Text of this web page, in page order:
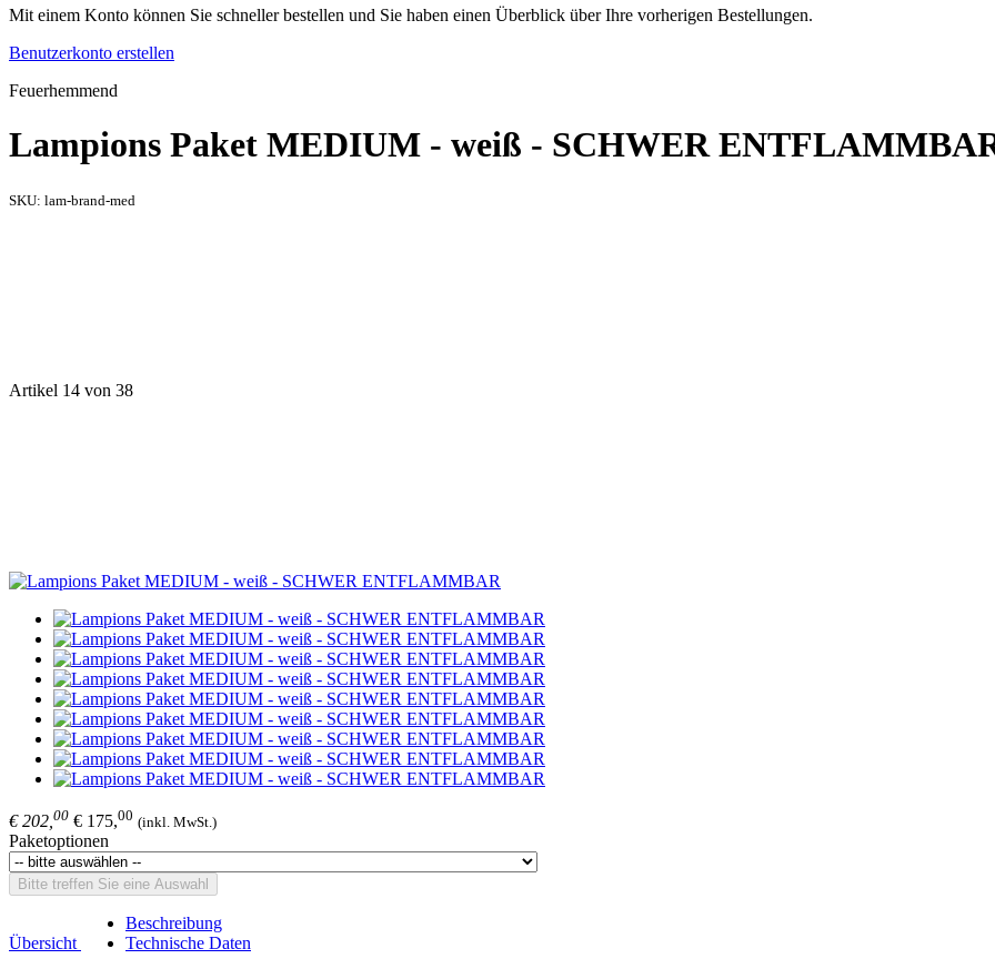
Mit einem Konto können Sie schneller bestellen und Sie haben einen Überblick über Ihre vorherigen Bestellungen.
Benutzerkonto erstellen
Feuerhemmend
Lampions Paket MEDIUM - weiß - SCHWER
SKU: lam-brand-med
Artikel 14 von 38
€ 202, 00 € 175,00 (inkl. MwSt.)
Paketoptionen
Bitte treffen Sie eine Auswahl
Übersicht
Beschreibung
Technische Daten